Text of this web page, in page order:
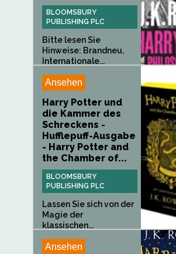
BLOOMSBURY
PUBLISHING PLC
Bitte lesen Sie
Hinweise: Brandneu,
Internationale...
Ansehen
Harry Potter und
die Kammer des
Schreckens -
Hufflepuff-Ausgabe
- Harry Potter and
the Chamber of...
BLOOMSBURY
PUBLISHING PLC
Lassen Sie sich von der
Magie der
klassischen...
Ansehen